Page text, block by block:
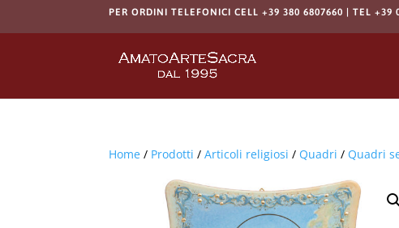
PER ORDINI TELEFONICI CELL +39 380 6807660 | TEL +39
Home / Prodotti /Articoli religiosi / Quadri / Quadri